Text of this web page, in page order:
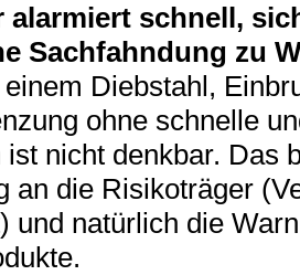
alarmiert schnell,
Sachfahndung zu
Diebstahl,
ohne schnelle
nicht denkbar. Das
an die Risikoträger
und natürlich die